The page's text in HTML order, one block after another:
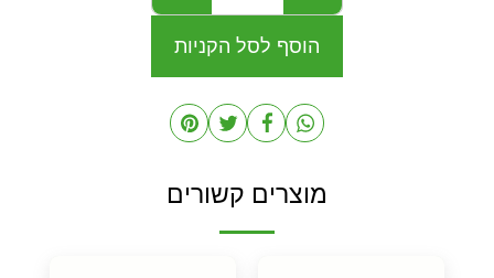
הוסף לסל הקניות
מוצרים קשורים